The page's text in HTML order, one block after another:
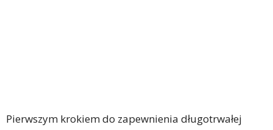
Pierwszym krokiem do zapewnienia długotrwałej